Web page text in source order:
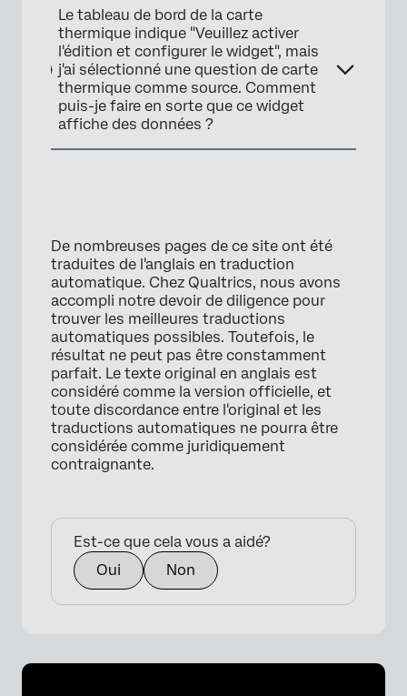
Le tableau de bord de la carte
thermique indique "Veuillez activer
l'édition et configurer le widget", mais
j'ai sélectionné une question de carte
thermique comme source. Comment
puis-je faire en sorte que ce widget
affiche des données ?
De nombreuses pages de ce site ont été
traduites de l'anglais en traduction
automatique. Chez Qualtrics, nous avons
accompli notre devoir de diligence pour
trouver les meilleures traductions
automatiques possibles. Toutefois, le
résultat ne peut pas être constamment
parfait. Le texte original en anglais est
considéré comme la version officielle, et
toute discordance entre l'original et les
traductions automatiques ne pourra être
considérée comme juridiquement
contraignante.
Est-ce que cela vous a aidé?
Oui
Non